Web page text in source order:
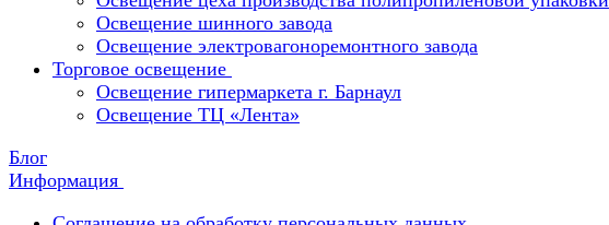
Освещение шинного завода
Освещение электровагоноремонтного завода
Торговое освещение
Освещение гипермаркета г. Барнаул
Освещение ТЦ «Лента»
Блог
Информация